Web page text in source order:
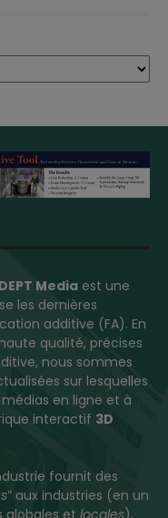
Media est une
les dernières
additive (FA). En
qualité, précises
nous sommes
sur lesquelles
en ligne et à
interactif 3D
fournit des
” aux industries (en un